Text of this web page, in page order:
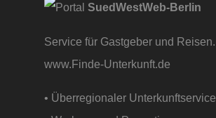
SuedWestWeb-Berlin
Service für Gastgeber und Reisen.
www.Finde-Unterkunft.de
• Überregionaler Unterkunftservice